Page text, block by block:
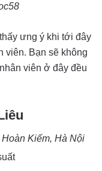
ưng ý khi tới đây
viên. Bạn sẽ không
viên ở đây đều
Kiếm, Hà Nội